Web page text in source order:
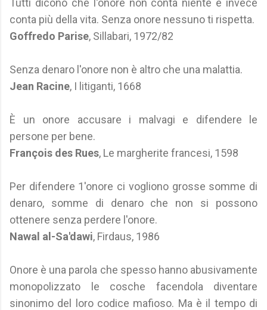
Tutti dicono che l'onore non conta niente e invece
conta più della vita. Senza onore nessuno ti rispetta.
Goffredo Parise, Sillabari, 1972/82
Senza denaro l'onore non è altro che una malattia.
Jean Racine, I litiganti, 1668
È un onore accusare i malvagi e difendere le
persone per bene.
François des Rues, Le margherite francesi, 1598
Per difendere 1'onore ci vogliono grosse somme di
denaro, somme di denaro che non si possono
ottenere senza perdere l'onore.
Nawal al-Sa'dawi, Firdaus, 1986
Onore è una parola che spesso hanno abusivamente
monopolizzato le cosche facendola diventare
sinonimo del loro codice mafioso. Ma è il tempo di